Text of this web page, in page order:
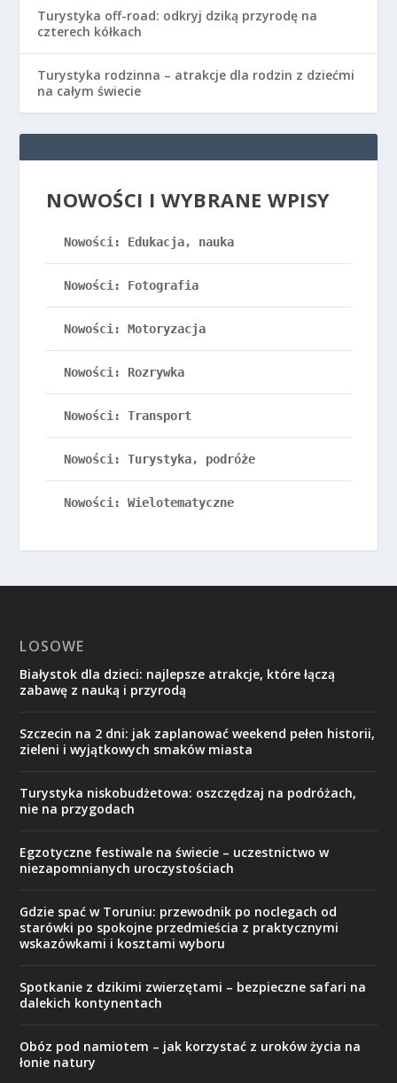
Turystyka off-road: odkryj dziką przyrodę na
czterech kółkach
Turystyka rodzinna – atrakcje dla rodzin z dziećmi
na całym świecie
NOWOŚCI I WYBRANE WPISY
Nowości: Edukacja, nauka
Nowości: Fotografia
Nowości: Motoryzacja
Nowości: Rozrywka
Nowości: Transport
Nowości: Turystyka, podróże
Nowości: Wielotematyczne
LOSOWE
Białystok dla dzieci: najlepsze atrakcje, które łączą
zabawę z nauką i przyrodą
Szczecin na 2 dni: jak zaplanować weekend pełen historii,
zieleni i wyjątkowych smaków miasta
Turystyka niskobudżetowa: oszczędzaj na podróżach,
nie na przygodach
Egzotyczne festiwale na świecie – uczestnictwo w
niezapomnianych uroczystościach
Gdzie spać w Toruniu: przewodnik po noclegach od
starówki po spokojne przedmieścia z praktycznymi
wskazówkami i kosztami wyboru
Spotkanie z dzikimi zwierzętami – bezpieczne safari na
dalekich kontynentach
Obóz pod namiotem – jak korzystać z uroków życia na
łonie natury